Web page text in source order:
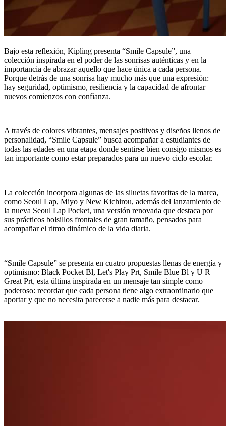
Bajo esta reflexión, Kipling presenta “Smile Capsule”, una
colección inspirada en el poder de las sonrisas auténticas y en la
importancia de abrazar aquello que hace única a cada persona.
Porque detrás de una sonrisa hay mucho más que una expresión:
hay seguridad, optimismo, resiliencia y la capacidad de afrontar
nuevos comienzos con confianza.
A través de colores vibrantes, mensajes positivos y diseños llenos de
personalidad, “Smile Capsule” busca acompañar a estudiantes de
todas las edades en una etapa donde sentirse bien consigo mismos es
tan importante como estar preparados para un nuevo ciclo escolar.
La colección incorpora algunas de las siluetas favoritas de la marca,
como Seoul Lap, Miyo y New Kichirou, además del lanzamiento de
la nueva Seoul Lap Pocket, una versión renovada que destaca por
sus prácticos bolsillos frontales de gran tamaño, pensados para
acompañar el ritmo dinámico de la vida diaria.
“Smile Capsule” se presenta en cuatro propuestas llenas de energía y
optimismo: Black Pocket Bl, Let's Play Prt, Smile Blue Bl y U R
Great Prt, esta última inspirada en un mensaje tan simple como
poderoso: recordar que cada persona tiene algo extraordinario que
aportar y que no necesita parecerse a nadie más para destacar.